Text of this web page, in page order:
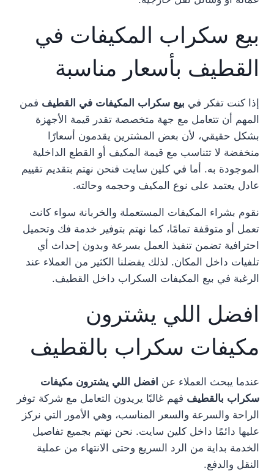
بيع سكراب المكيفات في
القطيف بأسعار مناسبة
إذا كنت تفكر في بيع سكراب المكيفات في القطيف فمن
المهم أن تتعامل مع جهة متخصصة تقدر قيمة الأجهزة
بشكل حقيقي، لأن بعض المشترين يقدمون أسعارًا
منخفضة لا تتناسب مع قيمة المكيف أو القطع الداخلية
الموجودة به. أما في كلين سايت فنحن نهتم بتقديم تقييم
عادل يعتمد على نوع المكيف وحجمه وحالته.
نقوم بشراء المكيفات المستعملة والخربانة سواء كانت
تعمل أو متوقفة تمامًا، كما نهتم بتوفير خدمة فك وتحميل
احترافية تضمن تنفيذ العمل بسرعة وبدون إحداث أي
تلفيات داخل المكان. لذلك يفضلنا الكثير من العملاء عند
الرغبة في بيع المكيفات السكراب داخل القطيف.
افضل اللي يشترون
مكيفات سكراب بالقطيف
عندما يبحث العملاء عن افضل اللي يشترون مكيفات
سكراب بالقطيف فهم غالبًا يريدون التعامل مع شركة توفر
الراحة والسرعة والسعر المناسب، وهي الأمور التي نركز
عليها دائمًا داخل كلين سايت. نحن نهتم بجميع تفاصيل
الخدمة بداية من الرد السريع وحتى الانتهاء من عملية
النقل والدفع.